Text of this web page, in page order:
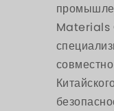
Materials